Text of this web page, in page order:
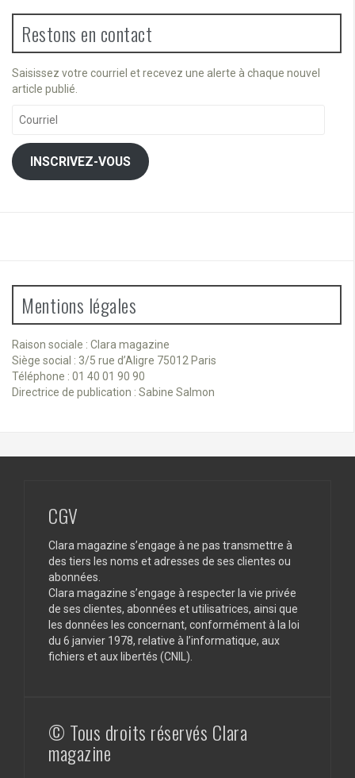
Restons en contact
Saisissez votre courriel et recevez une alerte à chaque nouvel
article publié.
Courriel
INSCRIVEZ-VOUS
Mentions légales
Raison sociale : Clara magazine
Siège social : 3/5 rue d’Aligre 75012 Paris
Téléphone : 01 40 01 90 90
Directrice de publication : Sabine Salmon
CGV
Clara magazine s’engage à ne pas transmettre à
des tiers les noms et adresses de ses clientes ou
abonnées.
Clara magazine s’engage à respecter la vie privée
de ses clientes, abonnées et utilisatrices, ainsi que
les données les concernant, conformément à la loi
du 6 janvier 1978, relative à l’informatique, aux
fichiers et aux libertés (CNIL).
© Tous droits réservés Clara
magazine